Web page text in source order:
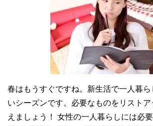
春はもうすぐですね。新生活で一人暮
いシーズンです。必要なものをリスト
えましょう！ 女性の一人暮らしには必